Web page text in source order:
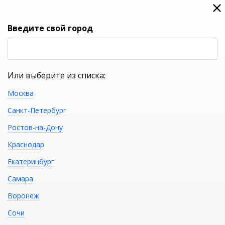
0
Смеситель для
раковины VIDIMA Quadro BA243AA
Введите свой город
Или выберите из списка:
Москва
Санкт-Петербург
Ростов-на-Дону
Краснодар
Екатеринбург
Самара
Воронеж
Сочи